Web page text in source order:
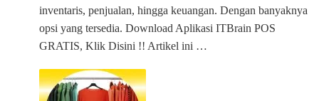
inventaris, penjualan, hingga keuangan. Dengan banyaknya
opsi yang tersedia. Download Aplikasi ITBrain POS
GRATIS, Klik Disini !! Artikel ini …